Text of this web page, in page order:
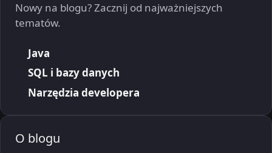
Nowy na blogu? Zacznij od najważniejszych
tematów.
Java
SQL i bazy danych
Narzędzia developera
O blogu